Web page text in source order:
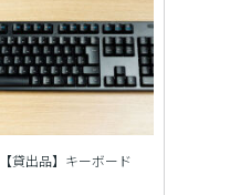
【貸出品】キーボード